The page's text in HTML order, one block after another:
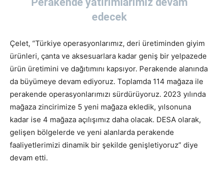
edecek
Çelet, “Türkiye operasyonlarımız, deri üretiminden giyim
ürünleri, çanta ve aksesuarlara kadar geniş bir yelpazede
ürün üretimini ve dağıtımını kapsıyor. Perakende alanında
da büyümeye devam ediyoruz. Toplamda 114 mağaza ile
perakende operasyonlarımızı sürdürüyoruz. 2023 yılında
mağaza zincirimize 5 yeni mağaza ekledik, yılsonuna
kadar ise 4 mağaza açılışımız daha olacak. DESA olarak,
gelişen bölgelerde ve yeni alanlarda perakende
faaliyetlerimizi dinamik bir şekilde genişletiyoruz” diye
devam etti.